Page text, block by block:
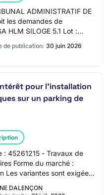
ADMINISTRATIF DE
les demandes de
HLM SILOGE 5.1 Lot :
de publication: 30 juin 2026
pour l'installation
sur un parking de
: 45261215 - Travaux de
Forme du marché :
Les variantes sont exigées
DALENÇON